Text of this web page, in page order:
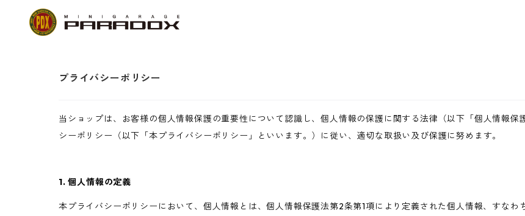
プライバシーポリシー
当ショップは、お客様の個人情報保護の重要性について認識し、個人情報の保護に関する法律（以下「個人情報
シーポリシー（以下「本プライバシーポリシー」といいます。）に従い、適切な取扱い及び保護に努めます。
1. 個人情報の定義
本プライバシーポリシーにおいて、個人情報とは、個人情報保護法第2条第1項により定義された個人情報、すな